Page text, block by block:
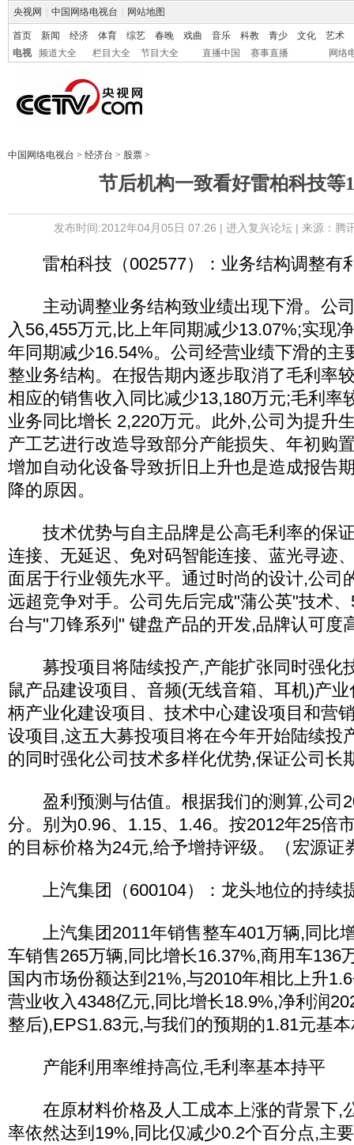
央视网 中国网络电视台 网站地图
首页 新闻 经济 体育 综艺 春晚 戏曲 音乐 科教 青少 文化
艺术
电视
频道大全 栏目大全 节目大全 直播中国 赛事直播 网络
中国网络电视台 > 经济台 > 股票 >
节后机构一致看好雷柏科技等
发布时间:2012年04月05日 07:26 | 进入复兴论坛| 来源：腾
雷柏科技（002577）：业务结构调整有
主动调整业务结构致业绩出现下滑。公
入56,455万元,比上年同期减少13.07%;实现
年同期减少16.54%。公司经营业绩下滑的主
整业务结构。在报告期内逐步取消了毛利率
相应的销售收入同比减少13,180万元;毛利率
业务同比增长 2,220万元。此外,公司为提升
产工艺进行改造导致部分产能损失、年初购
增加自动化设备导致折旧上升也是造成报告
降的原因。
技术优势与自主品牌是公高毛利率的保
连接、无延迟、免对码智能连接、蓝光寻迹
面居于行业领先水平。通过时尚的设计,公司
远超竞争对手。公司先后完成"蒲公英"技术
台与"刀锋系列" 键盘产品的开发,品牌认可度
募投项目将陆续投产,产能扩张同时强化
鼠产品建设项目、音频(无线音箱、耳机)产
柄产业化建设项目、技术中心建设项目和营
设项目,这五大募投项目将在今年开始陆续投
的同时强化公司技术多样化优势,保证公司长
盈利预测与估值。根据我们的测算,公司
分。别为0.96、1.15、1.46。按2012年25倍
的目标价格为24元,给予增持评级。（宏源证
上汽集团（600104）：龙头地位的持续
上汽集团2011年销售整车401万辆,同比
车销售265万辆,同比增长16.37%,商用车136
国内市场份额达到21%,与2010年相比上升
营业收入4348亿元,同比增长18.9%,净利润
整后),EPS1.83元,与我们的预期的1.81元基
产能利用率维持高位,毛利率基本持平
在原材料价格及人工成本上涨的背景下,
率依然达到19%,同比仅减少0.2个百分点,主